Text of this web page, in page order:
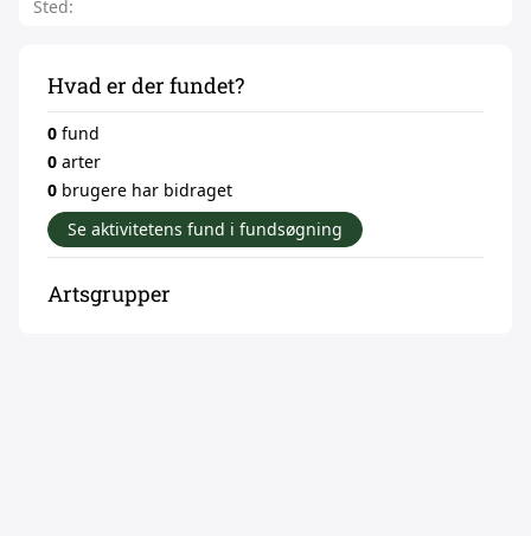
Sted:
Hvad er der fundet?
0 fund
0 arter
0 brugere har bidraget
Se aktivitetens fund i fundsøgning
Artsgrupper